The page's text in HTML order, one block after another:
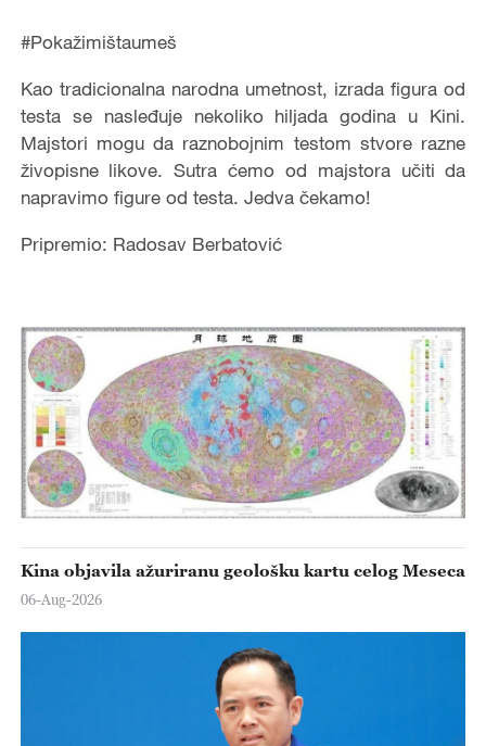
#Pokažimištaumeš
Kao tradicionalna narodna umetnost, izrada figura od
testa se nasleđuje nekoliko hiljada godina u Kini.
Majstori mogu da raznobojnim testom stvore razne
živopisne likove. Sutra ćemo od majstora učiti da
napravimo figure od testa. Jedva čekamo!
Pripremio: Radosav Berbatović
Kina objavila ažuriranu geološku kartu celog Meseca
06-Aug-2026